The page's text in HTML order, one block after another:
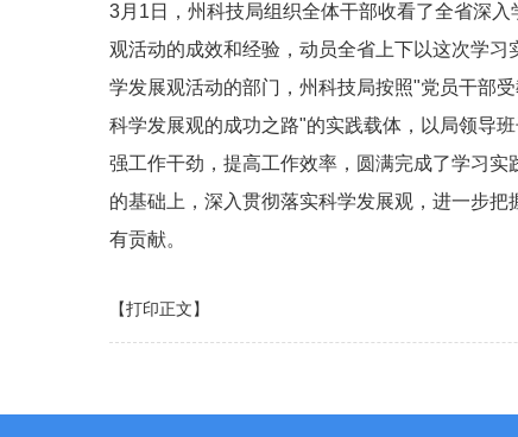
3月1日，州科技局组织全体干部收看了全省深
观活动的成效和经验，动员全省上下以这次学
学发展观活动的部门，州科技局按照"党员干部
科学发展观的成功之路"的实践载体，以局领导
强工作干劲，提高工作效率，圆满完成了学习
的基础上，深入贯彻落实科学发展观，进一步
有贡献。
【打印正文】